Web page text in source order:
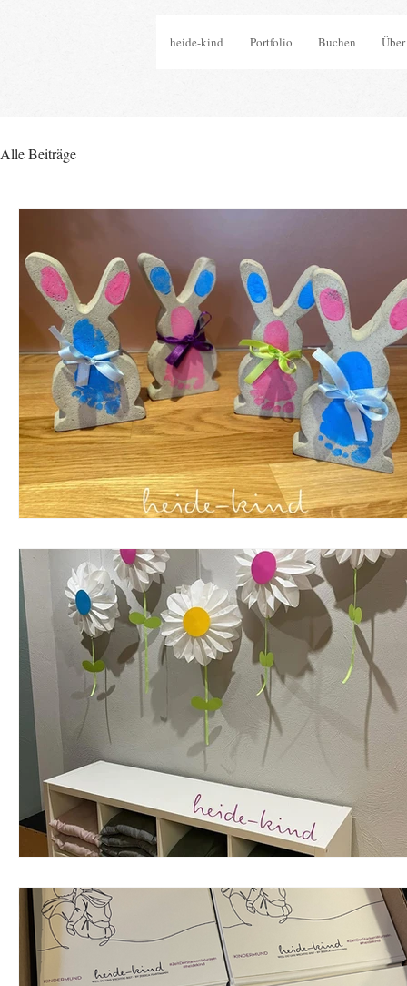
heide-kind Portfolio Buchen
Alle Beiträge